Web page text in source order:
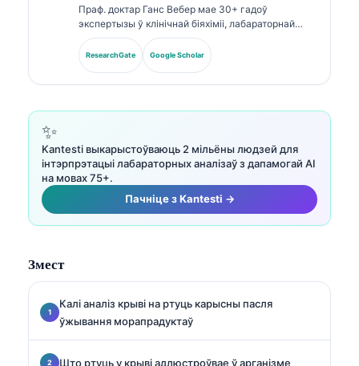
Праф. доктар Ганс Вебер мае 30+ гадоў
экспертызы ў клінічнай біяхіміі, лабараторнай
медыцыне і даследаваннях біямаркераў. Былы
прэзідэнт Нямецкага таварыства клінічнай хіміі,
ён спецыялізуецца на аналізе дыягнастычных
ResearchGate Google Scholar
✨
Kantesti выкарыстоўваюць 2 мільёны людзей для
інтэрпрэтацыі лабараторных аналізаў з дапамогай AI
на мовах 75+.
Пачніце з Kantesti →
Змест
Калі аналіз крыві на ртуць карысны пасля
ўжывання морапрадуктаў
Што ртуць у крыві адлюстроўвае ў арганізме